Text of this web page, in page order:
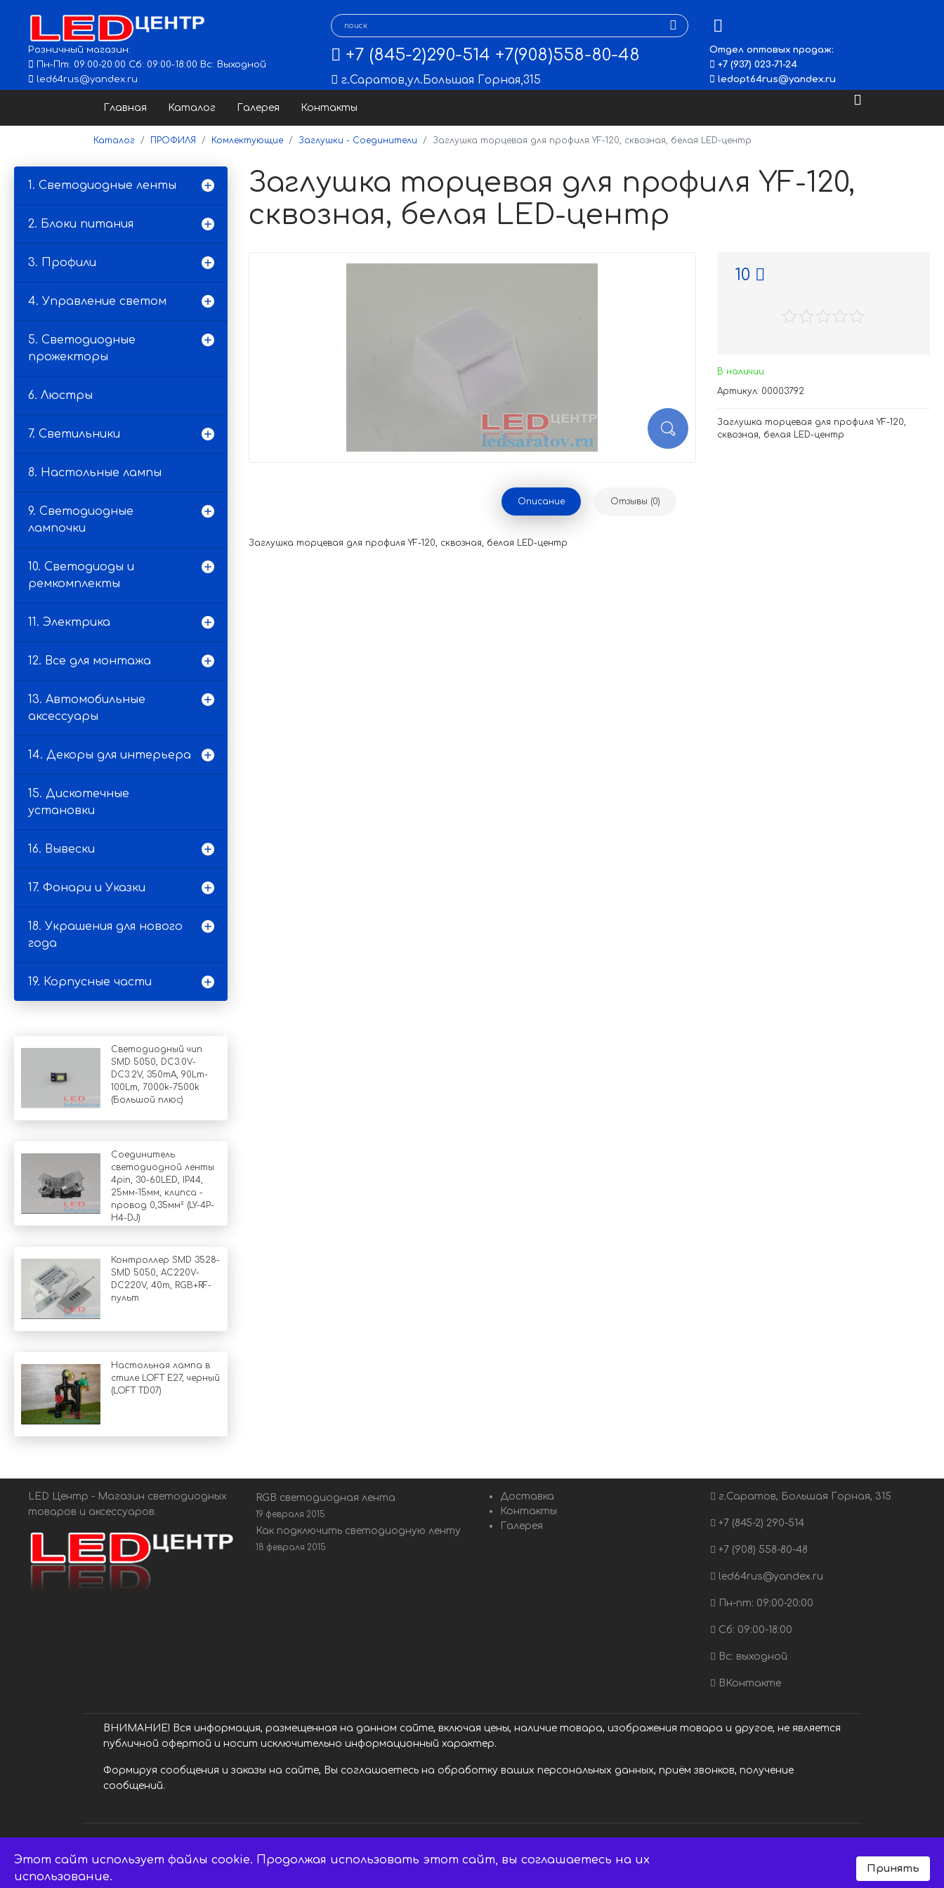
Розничный магазин:
Пн-Пт: 09:00-20:00 Сб: 09:00-18:00 Вс: Выходной
led64rus@yandex.ru
+7 (845-2)290-514 +7(908)558-80-48
г.Саратов,ул.Большая Горная,315
Отдел оптовых продаж:
+7 (937) 023-71-24
ledopt64rus@yandex.ru
Главная Каталог Галерея Контакты
Каталог ПРОФИЛЯ Комлектующие Заглушки - Соединители Заглушка торцевая для профиля YF-120, сквозная, белая LED-центр
1. Светодиодные ленты
2. Блоки питания
3. Профили
4. Управление светом
5. Светодиодные
прожекторы
6. Люстры
7. Светильники
8. Настольные лампы
9. Светодиодные
лампочки
10. Светодиоды и
ремкомплекты
11. Электрика
12. Все для монтажа
13. Автомобильные
аксессуары
14. Декоры для интерьера
15. Дискотечные
установки
16. Вывески
17. Фонари и Указки
18. Украшения для нового
года
19. Корпусные части
Светодиодный чип
SMD 5050, DC3.0V-
DC3.2V, 350mA, 90Lm-
100Lm, 7000k-7500k
(Большой плюс)
Соединитель
светодиодной ленты
4pin, 30-60LED, IP44,
25мм-15мм, клипса -
провод 0,35мм² (LY-4P-
H4-DJ)
Контроллер SMD 3528-
SMD 5050, AC220V-
DC220V, 40m, RGB+RF-
пульт
Настольная лампа в
стиле LOFT Е27, черный
(LOFT TD07)
Заглушка торцевая для профиля YF-120,
сквозная, белая LED-центр
10
В наличии
Артикул: 00003792
Заглушка торцевая для профиля YF-120,
сквозная, белая LED-центр
Описание Отзывы (0)
Заглушка торцевая для профиля YF-120, сквозная, белая LED-центр
LED Центр - Магазин светодиодных
товаров и аксессуаров.
RGB светодиодная лента
19 февраля 2015
Как подключить светодиодную ленту
18 февраля 2015
Доставка
Контакты
Галерея
г.Саратов, Большая Горная, 315
+7 (845-2) 290-514
+7 (908) 558-80-48
led64rus@yandex.ru
Пн-пт: 09:00-20:00
Сб: 09:00-18:00
Вс: выходной
ВКонтакте
ВНИМАНИЕ! Вся информация, размещенная на данном сайте, включая цены, наличие товара, изображения товара и другое, не является
публичной офертой и носит исключительно информационный характер.
Формируя сообщения и заказы на сайте, Вы соглашаетесь на обработку ваших персональных данных, приём звонков, получение
сообщений.
LED центр. © 2014 - 2026 ledsaratov.ru. Все права защищены.
Этот сайт использует файлы cookie. Продолжая использовать этот сайт, вы соглашаетесь на их
использование.
Принять